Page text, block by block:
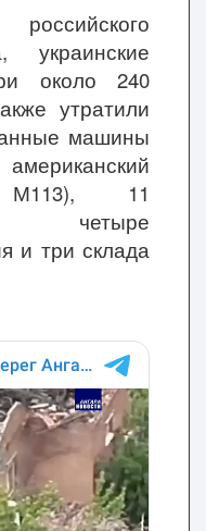
украинские
около 240
утратили
машины
М113), 11
четыре
и три склада